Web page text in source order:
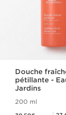
Douche
pétillante -
Jardins
200 ml